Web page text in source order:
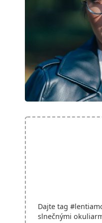
Dajte tag
slnečnými